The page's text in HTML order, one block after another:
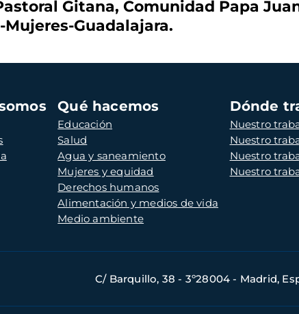
Gitana, Comunidad Papa
Guadalajara.
Qué hacemos
Educación
Salud
Agua y saneamiento
Mujeres y equidad
Derechos humanos
Alimentación y medios de vida
Medio ambiente
Dónde
Nuestro
Nuestro
Nuestro
Nuestro
C/ Barquillo, 38 - 3º28004 - Madrid,